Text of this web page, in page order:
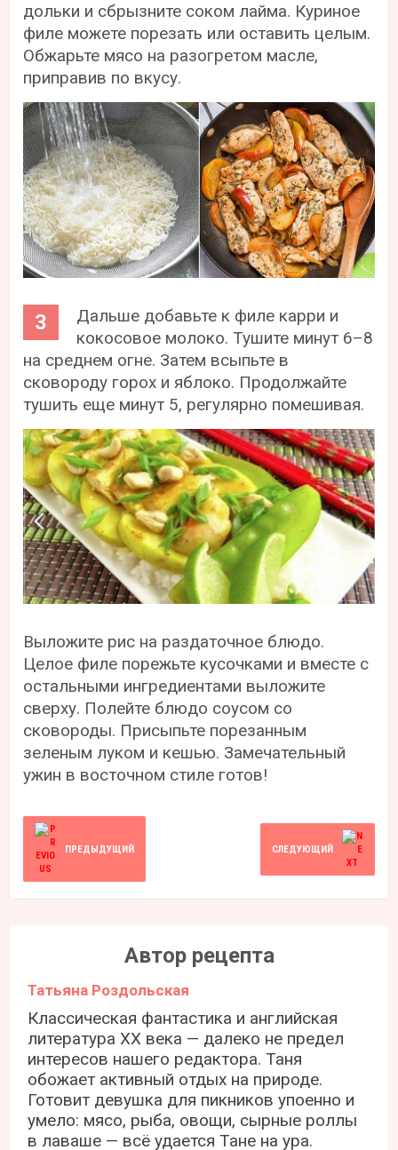
дольки и сбрызните соком лайма. Куриное
филе можете порезать или оставить целым.
Обжарьте мясо на разогретом масле,
приправив по вкусу.
Дальше добавьте к филе карри и
кокосовое молоко. Тушите минут 6–8
на среднем огне. Затем всыпьте в
сковороду горох и яблоко. Продолжайте
тушить еще минут 5, регулярно помешивая.
Выложите рис на раздаточное блюдо.
Целое филе порежьте кусочками и вместе с
остальными ингредиентами выложите
сверху. Полейте блюдо соусом со
сковороды. Присыпьте порезанным
зеленым луком и кешью. Замечательный
ужин в восточном стиле готов!
ПРЕДЫДУЩИЙ СЛЕДУЮЩИЙ
Автор рецепта
Татьяна Роздольская
Классическая фантастика и английская
литература ХХ века — далеко не предел
интересов нашего редактора. Таня
обожает активный отдых на природе.
Готовит девушка для пикников упоенно и
умело: мясо, рыба, овощи, сырные роллы
в лаваше — всё удается Тане на ура.